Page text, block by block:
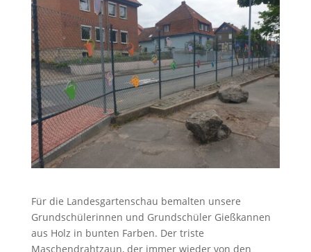
Für die Landesgartenschau bemalten unsere
Grundschülerinnen und Grundschüler Gießkannen
aus Holz in bunten Farben. Der triste
Maschendrahtzaun, der immer wieder von den